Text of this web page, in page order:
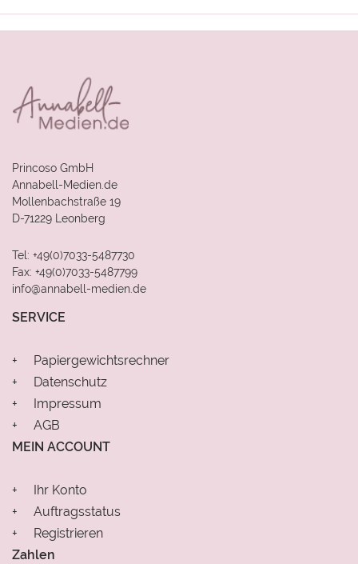
Princoso GmbH
Annabell-Medien.de
Mollenbachstraße 19
D-71229 Leonberg
Tel: +49(0)7033-5487730
Fax: +49(0)7033-5487799
info@annabell-medien.de
SERVICE
Papiergewichtsrechner
Datenschutz
Impressum
AGB
MEIN ACCOUNT
Ihr Konto
Auftragsstatus
Registrieren
Zahlen